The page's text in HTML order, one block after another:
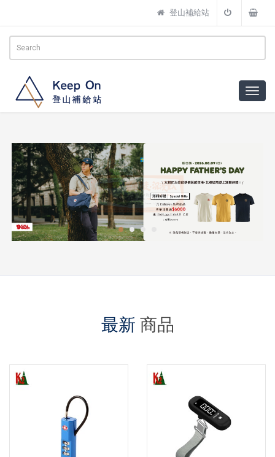
登山補給站
最新 商品